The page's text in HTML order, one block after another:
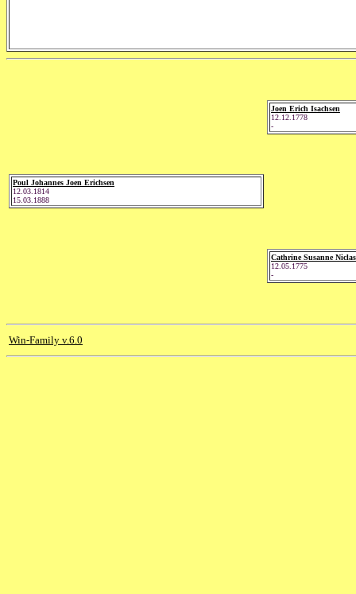
Poul Johannes Joen Erichsen
12.03.1814
15.03.1888
Joen Erich Isachsen
12.12.1778
-
Cathrine Susanne
12.05.1775
-
Win-Family v.6.0